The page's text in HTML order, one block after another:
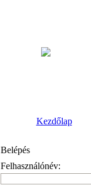
Kezdőlap
Belépés
Felhasználónév: